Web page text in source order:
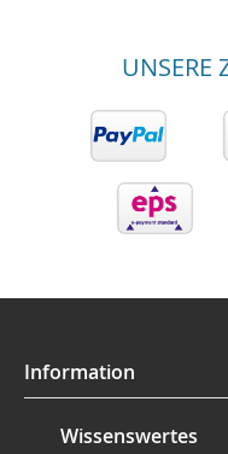
UNSERE
Information
Wissenswertes